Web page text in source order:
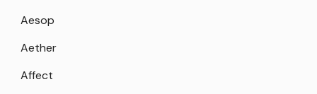
Aesop
Aether
Affect